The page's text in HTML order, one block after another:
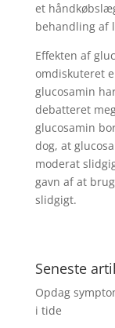
et
behandling af
Effekten af
omdiskuteret
glucosamin
debatteret
glucosamin
dog, at
moderat
gavn af at
slidgigt.
Seneste
Opdag
i tide